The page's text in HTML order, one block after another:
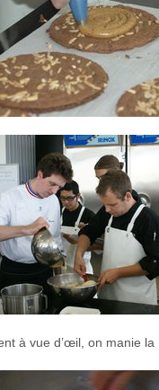
à vue d’œil, on manie